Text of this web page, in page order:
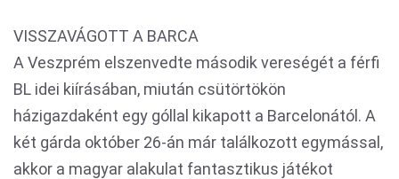
VISSZAVÁGOTT A BARCA
A Veszprém elszenvedte második vereségét a férfi
BL idei kiírásában, miután csütörtökön
házigazdaként egy góllal kikapott a Barcelonától. A
két gárda október 26-án már találkozott egymással,
akkor a magyar alakulat fantasztikus játékot